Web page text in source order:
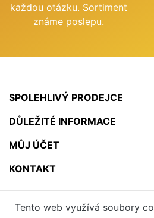
každou otázku. Sortiment
známe poslepu.
SPOLEHLIVÝ PRODEJCE
DŮLEŽITÉ INFORMACE
MŮJ ÚČET
KONTAKT
Tento web využívá soubory